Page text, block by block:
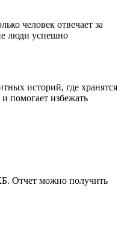
человек отвечает за
люди успешно
историй, где хранятся
помогает избежать
Отчет можно получить